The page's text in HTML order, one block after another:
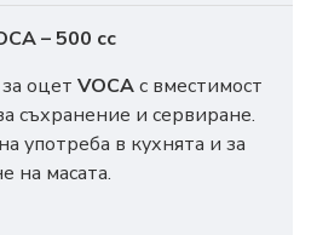
– 500 cc
оцет VOCAс вместимост
съхранение и сервиране.
употреба в кухнята и за
на масата.